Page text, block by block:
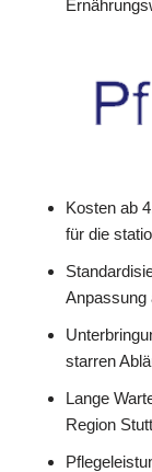
Kosten ab
für die
Anpassung
starren
Lange
Region